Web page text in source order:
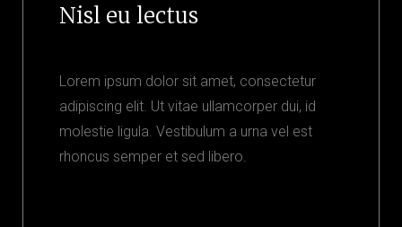
Nisl eu lectus
Lorem ipsum dolor sit amet, consectetur
adipiscing elit. Ut vitae ullamcorper dui, id
molestie ligula. Vestibulum a urna vel est
rhoncus semper et sed libero.